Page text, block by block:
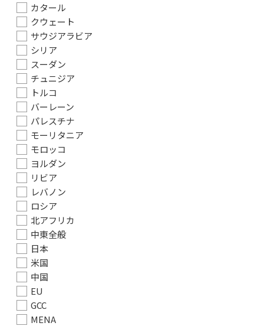
カタール
クウェート
サウジアラビア
シリア
スーダン
チュニジア
トルコ
バーレーン
パレスチナ
モーリタニア
モロッコ
ヨルダン
リビア
レバノン
ロシア
北アフリカ
中東全般
日本
米国
中国
EU
GCC
MENA